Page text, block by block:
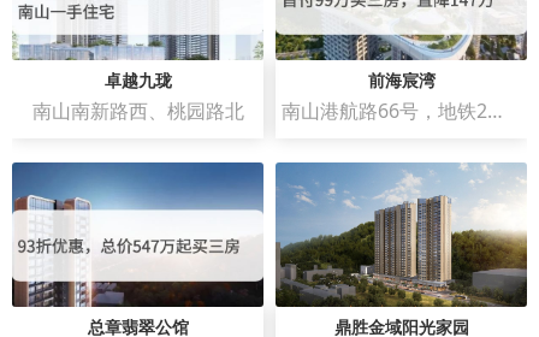
卓越九珑
南山南新路西、桃园路北
前海宸湾
南山港航路66号，地铁2号线和5号线赤湾地铁站C出口
总章翡翠公馆 鼎胜金域阳光家园